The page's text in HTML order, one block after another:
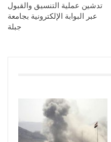
تدشين عملية التنسيق والقبول
عبر البوابة الإلكترونية بجامعة
جبلة